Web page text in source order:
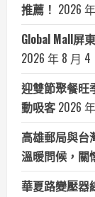
推薦！ 2026
Global Mall屏
2026 年 8 月 4
迎雙節聚餐旺
動吸客 2026
高雄郵局與台
溫暖問候，關
華夏路變壓器